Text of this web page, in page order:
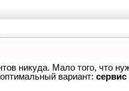
никуда. Мало того, что
вариант: